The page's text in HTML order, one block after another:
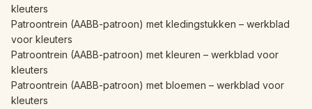
kleuters
Patroontrein (AABB-patroon) met kledingstukken – werkblad
voor kleuters
Patroontrein (AABB-patroon) met kleuren – werkblad voor
kleuters
Patroontrein (AABB-patroon) met bloemen – werkblad voor
kleuters